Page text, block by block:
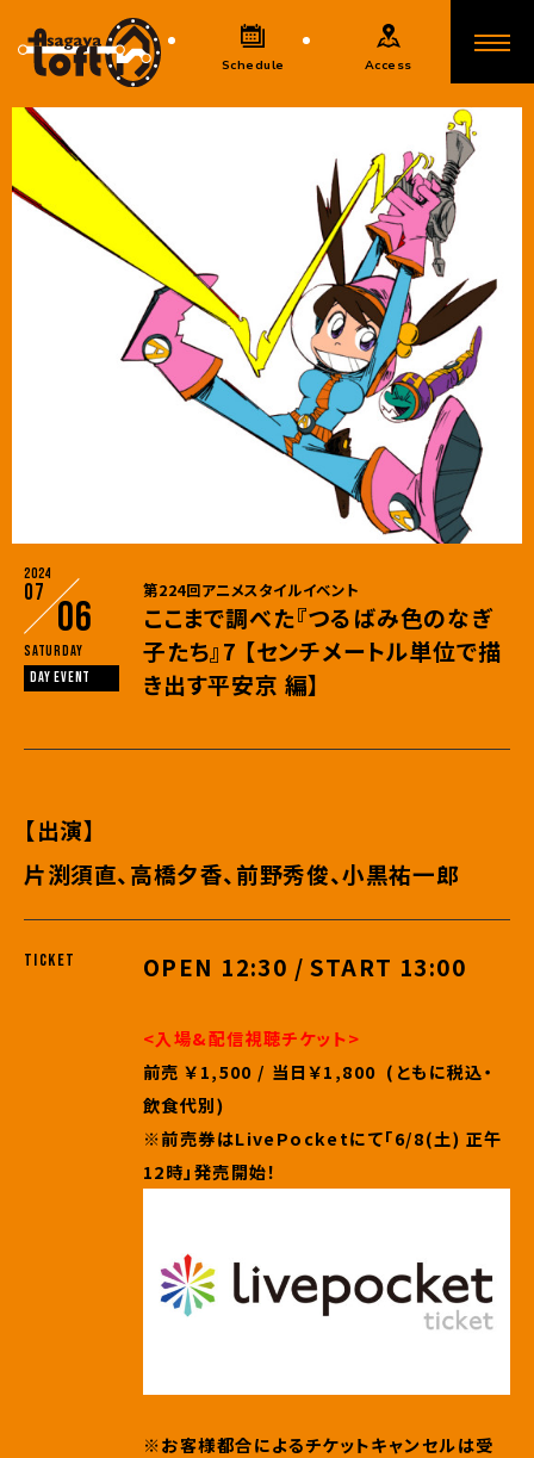
Schedule Access
2024
07
06
Saturday
DAY EVENT
第224回アニメスタイルイベント
ここまで調べた『つるばみ色のなぎ
子たち』7 【センチメートル単位で描
き出す平安京 編】
【出演】
片渕須直、高橋夕香、前野秀俊、小黒祐一郎
TICKET OPEN 12:30 / START 13:00
<入場&配信視聴チケット>
前売 ￥1,500 / 当日￥1,800 (ともに税込・
飲食代別)
※前売券はLivePocketにて「6/8(土) 正午
12時」発売開始！
※お客様都合によるチケットキャンセルは受